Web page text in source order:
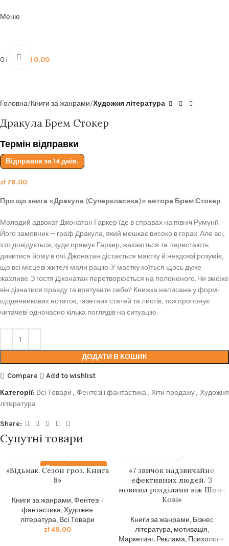
Меню
0 items zł 0.00
Click to enlarge
Головна Книги за жанрами Художня література
Дракула Брем Стокер
Термін відправки
Відправка за 14 днів.
zł 76.00
Про що книга «Дракула (Суперкласика)» автора Брем Стокер
Молодий адвокат Джонатан Гаркер їде в справах на північ Румунії.
Його замовник — граф Дракула, який мешкає високо в горах. Але всі,
хто довідується, куди прямує Гаркер, жахаються та перестають
дивитися йому в очі. Джонатан дістається маєтку й невдовзі розуміє,
що всі місцеві жителі мали рацію. У маєтку коїться щось дуже
жахливе. З гостя Джонатан перетворюється на полоненого. Чи зможе
він дізнатися правду та врятувати себе? Книжка написана у формі
щоденникових нотаток, газетних статей та листів, тож пропонує
читачеві одночасно кілька поглядів на ситуацію.
ДОДАТИ В КОШИК
Compare
Add to wishlist
Категорії: Всі Товари , Фентезі і фантастика, Хіти продажу, Художня
література
Share:
Супутні товари
Передзамовлення
«Відьмак. Сезон гроз. Книга
8»
Книги за жанрами,Фентезі і
фантастика,Художня
література, Всі Товари
zł48.00
«7 звичок надзвичайно
ефективних людей. З
новими розділами віж Шона
Кові»
Книги за жанрами, Бізнес
література, мотивація,
Маркетинг. Реклама, Психологія